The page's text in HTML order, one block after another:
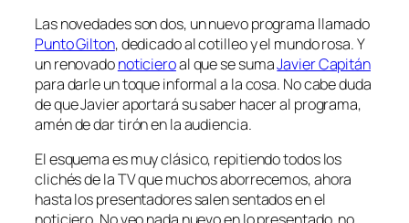
Las novedades son dos, un nuevo programa llamado
Punto Gilton, dedicado al cotilleo y el mundo rosa. Y
un renovadonoticieroal que se sumaJavier Capitán
para darle un toque informal a la cosa. No cabe duda
de que Javier aportará su saber hacer al programa,
amén de dar tirón en la audiencia.
El esquema es muy clásico, repitiendo todos los
clichés de la TV que muchos aborrecemos, ahora
hasta los presentadores salen sentados en el